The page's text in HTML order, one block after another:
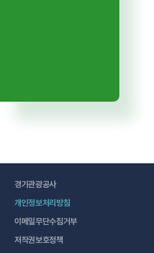
경기관광공사
개인정보처리방침
이메일무단수집거부
저작권보호정책